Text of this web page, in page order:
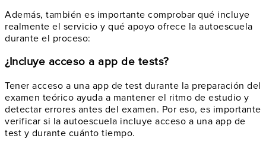
Además, también es importante comprobar qué incluye
realmente el servicio y qué apoyo ofrece la autoescuela
durante el proceso:
¿Incluye acceso a app de tests?
Tener acceso a una app de test durante la preparación del
examen teórico ayuda a mantener el ritmo de estudio y
detectar errores antes del examen. Por eso, es importante
verificar si la autoescuela incluye acceso a una app de
test y durante cuánto tiempo.